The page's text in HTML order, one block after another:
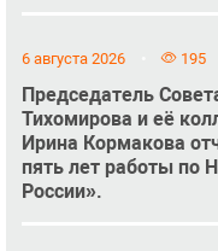
6 августа 2026 195
Председатель
Тихомирова и её
Ирина Кормакова
пять лет работы по
России».